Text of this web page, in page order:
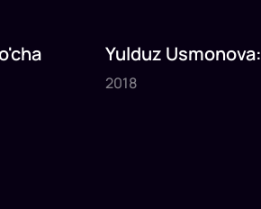
2018
6
Yulduz Usmonova:
Xasta bo'lma
2018